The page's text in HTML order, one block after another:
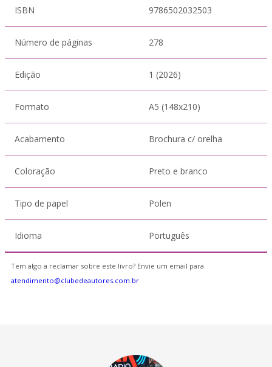
ISBN 9786502032503
Número de páginas 278
Edição 1 (2026)
Formato A5 (148x210)
Acabamento Brochura c/ orelha
Coloração Preto e branco
Tipo de papel Polen
Idioma Português
Tem algo a reclamar sobre este livro? Envie um email para
atendimento@clubedeautores.com.br